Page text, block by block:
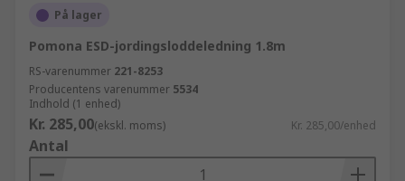
På lager
Pomona ESD-jordingsloddeledning 1.8m
RS-varenummer 221-8253
Producentens varenummer 5534
Indhold (1 enhed)
Kr. 285,00(ekskl. moms) Kr. 285,00/enhed
Antal